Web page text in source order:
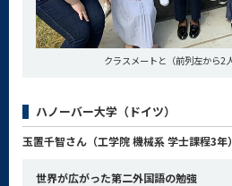
クラスメートと（前列左から2
ハノーバー大学（ドイツ）
玉置千智さん（工学院 機械系 学士課程3年）
世界が広がった第二外国語の勉強